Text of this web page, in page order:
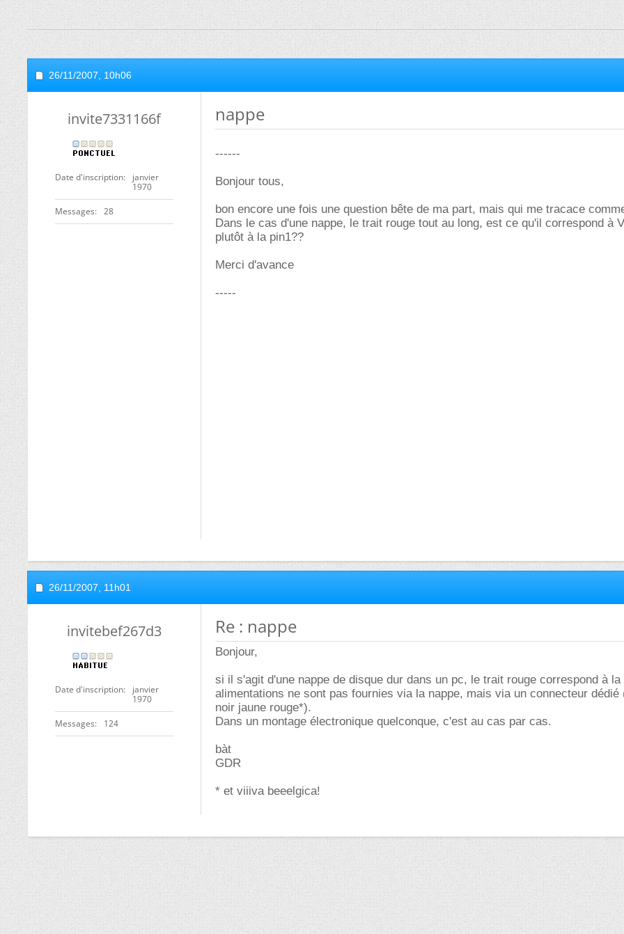
26/11/2007, 10h06
invite7331166f
Date d'inscription
janvier
1970
Messages 28
nappe
------
Bonjour tous,
bon encore une fois une question bête de ma part, mais qui me tracace
Dans le cas d'une nappe, le trait rouge tout au long, est ce qu'il correspond à
plutôt à la pin1??
Merci d'avance
-----
26/11/2007, 11h01
invitebef267d3
Date d'inscription
janvier
1970
Messages 124
Re : nappe
Bonjour,
si il s'agit d'une nappe de disque dur dans un pc, le trait rouge correspond à
alimentations ne sont pas fournies via la nappe, mais via un connecteur dédié
noir jaune rouge*).
Dans un montage électronique quelconque, c'est au cas par cas.
bàt
GDR
* et viiiva beeelgica!